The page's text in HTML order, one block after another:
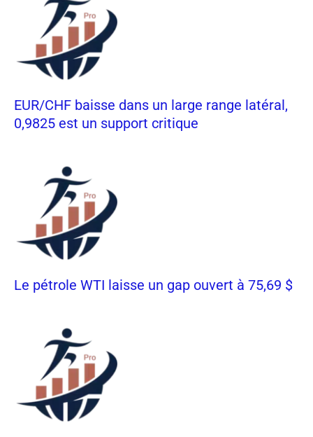
EUR/CHF baisse dans un large range latéral,
0,9825 est un support critique
Le pétrole WTI laisse un gap ouvert à 75,69 $